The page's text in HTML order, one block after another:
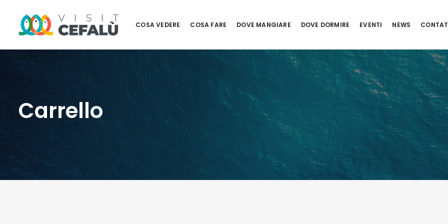
COSA VEDERE COSA FARE DOVE MANGIARE DOVE DORMIRE EVENTI NEWS
Carrello